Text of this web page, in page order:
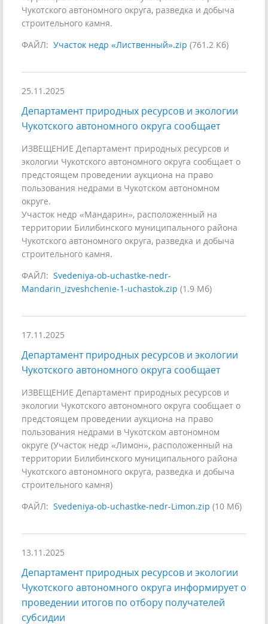
Чукотского автономного округа, разведка и добыча
строительного камня.
ФАЙЛ: Участок недр «Лиственный».zip (761.2 Кб)
25.11.2025
Департамент природных ресурсов и экологии
Чукотского автономного округа сообщает
ИЗВЕЩЕНИЕ Департамент природных ресурсов и
экологии Чукотского автономного округа сообщает о
предстоящем проведении аукциона на право
пользования недрами в Чукотском автономном
округе.
Участок недр «Мандарин», расположенный на
территории Билибинского муниципального района
Чукотского автономного округа, разведка и добыча
строительного камня.
ФАЙЛ: Svedeniya-ob-uchastke-nedr-
Mandarin_izveshchenie-1-uchastok.zip (1.9 Мб)
17.11.2025
Департамент природных ресурсов и экологии
Чукотского автономного округа сообщает
ИЗВЕЩЕНИЕ Департамент природных ресурсов и
экологии Чукотского автономного округа сообщает о
предстоящем проведении аукциона на право
пользования недрами в Чукотском автономном
округе (Участок недр «Лимон», расположенный на
территории Билибинского муниципального района
Чукотского автономного округа, разведка и добыча
строительного камня)
ФАЙЛ: Svedeniya-ob-uchastke-nedr-Limon.zip (10 Мб)
13.11.2025
Департамент природных ресурсов и экологии
Чукотского автономного округа информирует о
проведении итогов по отбору получателей
субсидии